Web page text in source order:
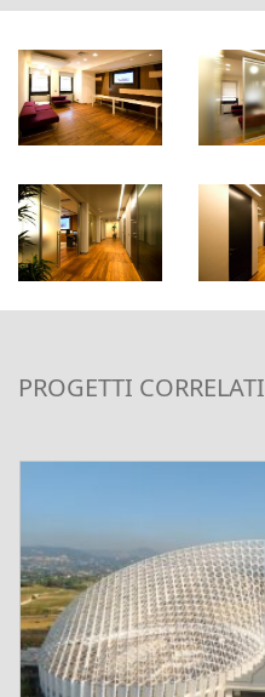
PROGETTI CORRELATI